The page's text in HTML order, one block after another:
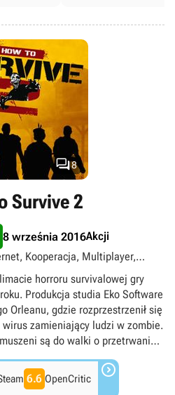
8
Survive 2
8 września 2016Akcji
Kooperacja, Multiplayer,
Survival, Widok
horroru survivalowej gry
Produkcja studia Eko Software
Orleanu, gdzie rozprzestrzenił się
zamieniający ludzi w zombie.
są do walki o przetrwanie i
wody, pożywienia oraz
Sama mechanika rozgrywki
położyli szczególny nacisk
6.6 OpenCritic 